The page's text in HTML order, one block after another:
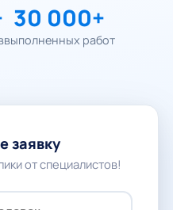
30 000+
выполненных работ
заявку
от специалистов!